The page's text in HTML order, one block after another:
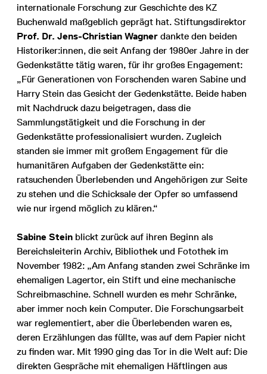
internationale Forschung zur Geschichte des KZ
Buchenwald maßgeblich geprägt hat. Stiftungsdirektor
Prof. Dr. Jens-Christian Wagner dankte den beiden
Historiker:innen, die seit Anfang der 1980er Jahre in der
Gedenkstätte tätig waren, für ihr großes Engagement:
„Für Generationen von Forschenden waren Sabine und
Harry Stein das Gesicht der Gedenkstätte. Beide haben
mit Nachdruck dazu beigetragen, dass die
Sammlungstätigkeit und die Forschung in der
Gedenkstätte professionalisiert wurden. Zugleich
standen sie immer mit großem Engagement für die
humanitären Aufgaben der Gedenkstätte ein:
ratsuchenden Überlebenden und Angehörigen zur Seite
zu stehen und die Schicksale der Opfer so umfassend
wie nur irgend möglich zu klären.“
Sabine Stein blickt zurück auf ihren Beginn als
Bereichsleiterin Archiv, Bibliothek und Fotothek im
November 1982: „Am Anfang standen zwei Schränke im
ehemaligen Lagertor, ein Stift und eine mechanische
Schreibmaschine. Schnell wurden es mehr Schränke,
aber immer noch kein Computer. Die Forschungsarbeit
war reglementiert, aber die Überlebenden waren es,
deren Erzählungen das füllte, was auf dem Papier nicht
zu finden war. Mit 1990 ging das Tor in die Welt auf: Die
direkten Gespräche mit ehemaligen Häftlingen aus